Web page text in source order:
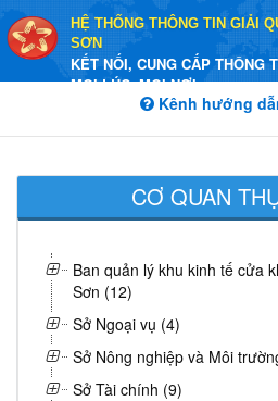
HỆ THỐNG THÔNG TIN GIẢI
SƠN
KẾT NỐI, CUNG CẤP THÔNG
MỌI LÚC, MỌI NƠI
Kênh hướng
CƠ QUAN
Ban quản lý khu kinh tế cửa
Sơn (12)
Sở Ngoại vụ (4)
Sở Nông nghiệp và Môi
Sở Tài chính (9)